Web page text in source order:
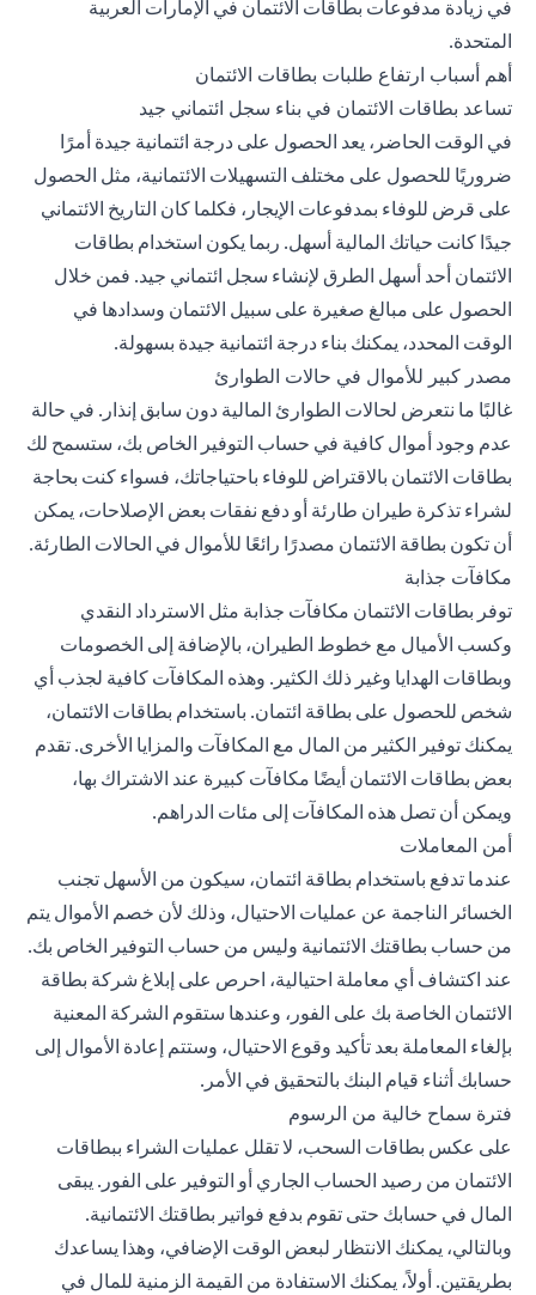
في زيادة مدفوعات بطاقات الائتمان في الإمارات العربية
المتحدة.
أهم أسباب ارتفاع طلبات بطاقات الائتمان
تساعد بطاقات الائتمان في بناء سجل ائتماني جيد
في الوقت الحاضر، يعد الحصول على درجة ائتمانية جيدة أمرًا
ضروريًا للحصول على مختلف التسهيلات الائتمانية، مثل الحصول
على قرض للوفاء بمدفوعات الإيجار، فكلما كان التاريخ الائتماني
جيدًا كانت حياتك المالية أسهل. ربما يكون استخدام بطاقات
الائتمان أحد أسهل الطرق لإنشاء سجل ائتماني جيد. فمن خلال
الحصول على مبالغ صغيرة على سبيل الائتمان وسدادها في
الوقت المحدد، يمكنك بناء درجة ائتمانية جيدة بسهولة.
مصدر كبير للأموال في حالات الطوارئ
غالبًا ما نتعرض لحالات الطوارئ المالية دون سابق إنذار. في حالة
عدم وجود أموال كافية في حساب التوفير الخاص بك، ستسمح لك
بطاقات الائتمان بالاقتراض للوفاء باحتياجاتك، فسواء كنت بحاجة
لشراء تذكرة طيران طارئة أو دفع نفقات بعض الإصلاحات، يمكن
أن تكون بطاقة الائتمان مصدرًا رائعًا للأموال في الحالات الطارئة.
مكافآت جذابة
توفر بطاقات الائتمان مكافآت جذابة مثل الاسترداد النقدي
وكسب الأميال مع خطوط الطيران، بالإضافة إلى الخصومات
وبطاقات الهدايا وغير ذلك الكثير. وهذه المكافآت كافية لجذب أي
شخص للحصول على بطاقة ائتمان. باستخدام بطاقات الائتمان،
يمكنك توفير الكثير من المال مع المكافآت والمزايا الأخرى. تقدم
بعض بطاقات الائتمان أيضًا مكافآت كبيرة عند الاشتراك بها،
ويمكن أن تصل هذه المكافآت إلى مئات الدراهم.
أمن المعاملات
عندما تدفع باستخدام بطاقة ائتمان، سيكون من الأسهل تجنب
الخسائر الناجمة عن عمليات الاحتيال، وذلك لأن خصم الأموال يتم
من حساب بطاقتك الائتمانية وليس من حساب التوفير الخاص بك.
عند اكتشاف أي معاملة احتيالية، احرص على إبلاغ شركة بطاقة
الائتمان الخاصة بك على الفور، وعندها ستقوم الشركة المعنية
بإلغاء المعاملة بعد تأكيد وقوع الاحتيال، وستتم إعادة الأموال إلى
حسابك أثناء قيام البنك بالتحقيق في الأمر.
فترة سماح خالية من الرسوم
على عكس بطاقات السحب، لا تقلل عمليات الشراء ببطاقات
الائتمان من رصيد الحساب الجاري أو التوفير على الفور. يبقى
المال في حسابك حتى تقوم بدفع فواتير بطاقتك الائتمانية.
وبالتالي، يمكنك الانتظار لبعض الوقت الإضافي، وهذا يساعدك
بطريقتين. أولاً، يمكنك الاستفادة من القيمة الزمنية للمال في